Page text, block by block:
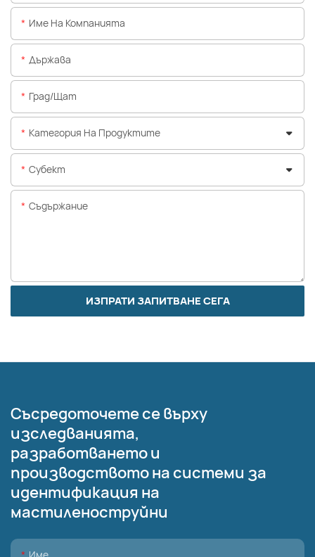
Име На Компанията
Държава
Град/щат
Категория На Продуктите
Субект
Съдържание
ИЗПРАТИ ЗАПИТВАНЕ СЕГА
Съсредоточете се върху
изследванията,
разработването и
производството на системи за
идентификация на
мастиленоструйни
Име